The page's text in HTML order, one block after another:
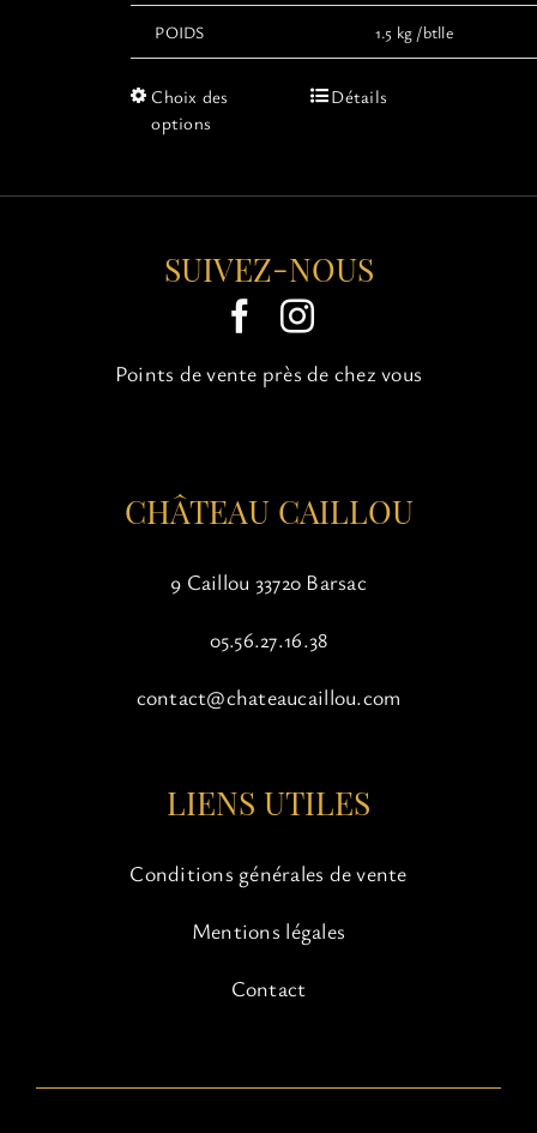
POIDS 1.5 kg /btlle
Choix des
options
Ce
variations.
options
peuvent
être
choisies
la
Détails
SUIVEZ-NOUS
Points de vente près de chez vous
CHÂTEAU CAILLOU
9 Caillou 33720 Barsac
05.56.27.16.38
contact@chateaucaillou.com
LIENS UTILES
Conditions générales de vente
Mentions légales
Contact